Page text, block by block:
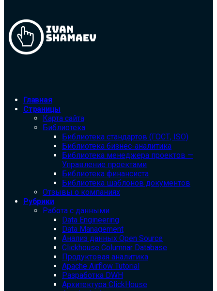
Главная
Страницы
Карта сайта
Библиотека
Библиотека cтандартов (ГОСТ, ISO)
Библиотека бизнес-аналитика
Библиотека менеджера проектов —
Управление проектами
Библиотека финансиста
Библиотека шаблонов документов
Отзывы о компаниях
Рубрики
Работа с данными
Data Engineering
Data Management
Анализ данных Open Source
Clickhouse Columnar Database
Продуктовая аналитика
Apache Airflow Tutorial
Разработка DWH
Архитектура ClickHouse